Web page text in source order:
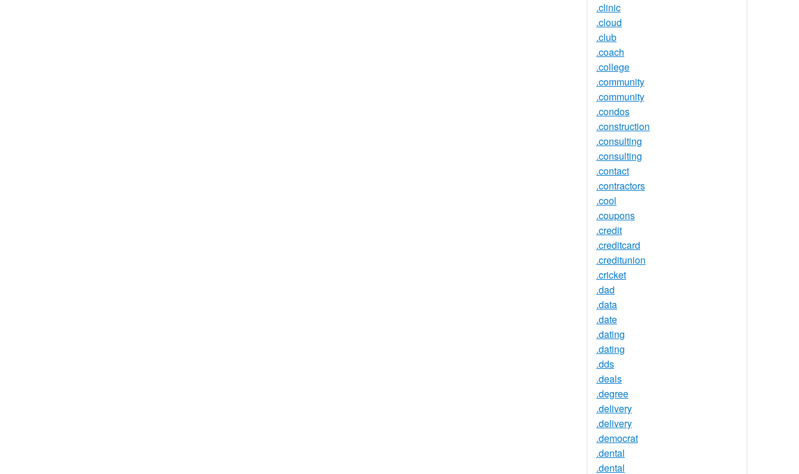
.clinic
.cloud
.club
.coach
.college
.community
.community
.condos
.construction
.consulting
.consulting
.contact
.contractors
.cool
.coupons
.credit
.creditcard
.creditunion
.cricket
.dad
.data
.date
.dating
.dating
.dds
.deals
.degree
.delivery
.delivery
.democrat
.dental
.dental